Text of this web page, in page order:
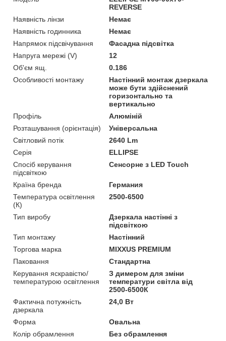
REVERSE
Наявність лінзи
Немає
Наявність годинника
Немає
Напрямок підсвічування
Фасадна підсвітка
Напруга мережі (V)
12
Об'єм ящ.
0.186
Особливості монтажу
Настінний монтаж дзеркала
може бути здійснений
горизонтально та
вертикально
Профіль
Алюміній
Розташування (орієнтація)
Універсальна
Світловий потік
2640 Lm
Серія
ELLIPSE
Спосіб керування
підсвіткою
Сенсорне з LED Touch
Країна бренда
Германия
Температура освітлення
(К)
2500-6500
Тип виробу
Дзеркала настінні з
підсвіткою
Тип монтажу
Настінний
Торгова марка
MIXXUS PREMIUM
Паковання
Стандартна
Керування яскравістю/
температурою освітлення
З димером для зміни
температури світла від
2500-6500К
Фактична потужність
дзеркала
24,0 Вт
Форма
Овальна
Колір обрамлення
Без обрамлення